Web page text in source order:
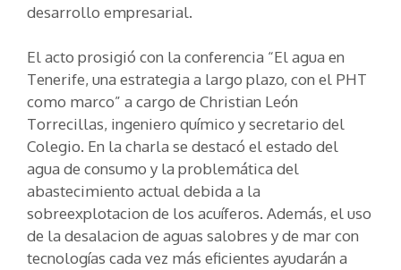
desarrollo empresarial.
El acto prosigió con la conferencia “El agua en
Tenerife, una estrategia a largo plazo, con el PHT
como marco” a cargo de Christian León
Torrecillas, ingeniero químico y secretario del
Colegio. En la charla se destacó el estado del
agua de consumo y la problemática del
abastecimiento actual debida a la
sobreexplotacion de los acuíferos. Además, el uso
de la desalacion de aguas salobres y de mar con
tecnologías cada vez más eficientes ayudarán a